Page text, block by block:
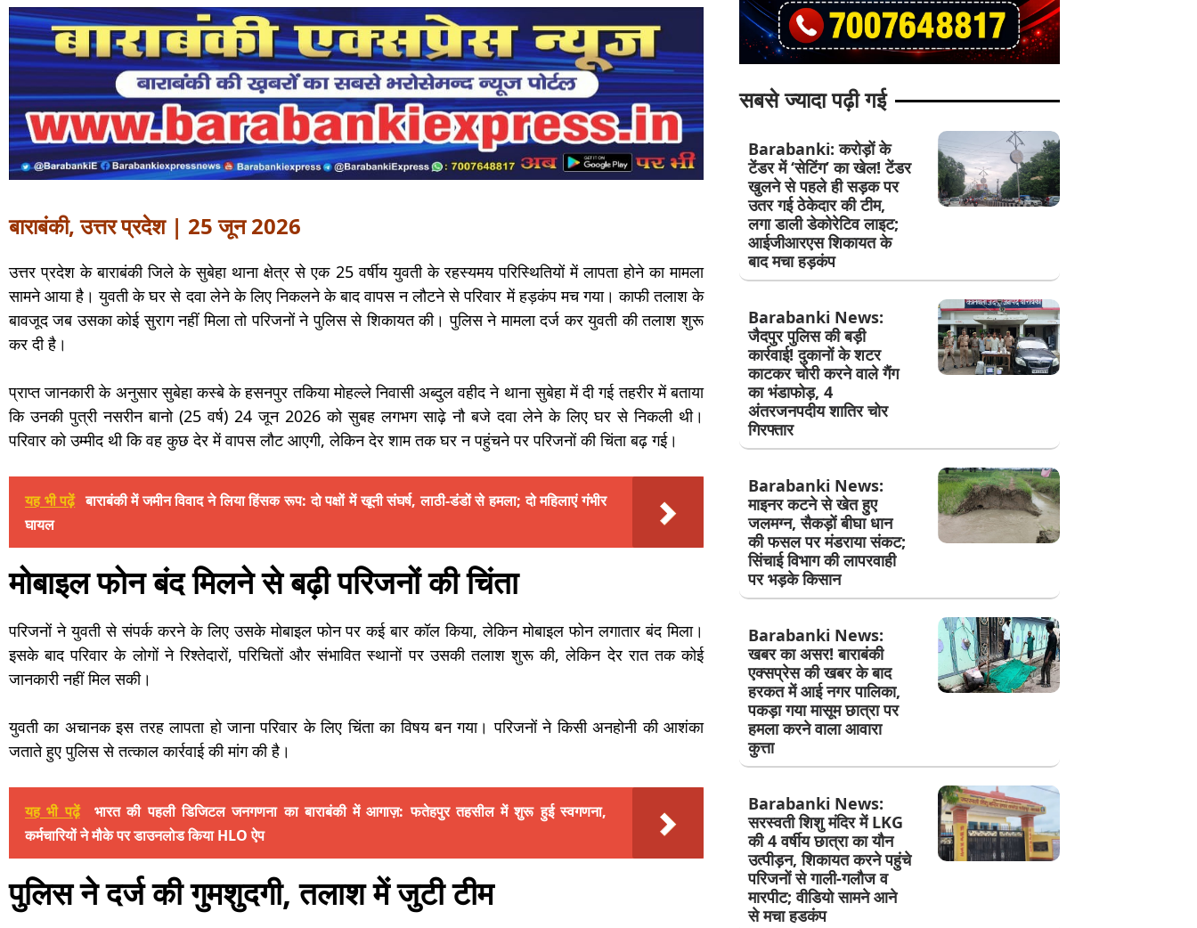
बाराबंकी, उत्तर प्रदेश | 25 जून 2026
उत्तर प्रदेश के बाराबंकी जिले के सुबेहा थाना क्षेत्र से एक 25 वर्षीय युवती के रहस्यमय परिस्थितियों में लापता होने का मामला
सामने आया है। युवती के घर से दवा लेने के लिए निकलने के बाद वापस न लौटने से परिवार में हड़कंप मच गया। काफी तलाश के
बावजूद जब उसका कोई सुराग नहीं मिला तो परिजनों ने पुलिस से शिकायत की। पुलिस ने मामला दर्ज कर युवती की तलाश शुरू
कर दी है।
प्राप्त जानकारी के अनुसार सुबेहा कस्बे के हसनपुर तकिया मोहल्ले निवासी अब्दुल वहीद ने थाना सुबेहा में दी गई तहरीर में बताया
कि उनकी पुत्री नसरीन बानो (25 वर्ष) 24 जून 2026 को सुबह लगभग साढ़े नौ बजे दवा लेने के लिए घर से निकली थी।
परिवार को उम्मीद थी कि वह कुछ देर में वापस लौट आएगी, लेकिन देर शाम तक घर न पहुंचने पर परिजनों की चिंता बढ़ गई।
यह भी पढ़ें बाराबंकी में जमीन विवाद ने लिया हिंसक रूप: दो पक्षों में खूनी संघर्ष, लाठी-डंडों से हमला; दो महिलाएं गंभीर
घायल
मोबाइल फोन बंद मिलने से बढ़ी परिजनों की चिंता
परिजनों ने युवती से संपर्क करने के लिए उसके मोबाइल फोन पर कई बार कॉल किया, लेकिन मोबाइल फोन लगातार बंद मिला।
इसके बाद परिवार के लोगों ने रिश्तेदारों, परिचितों और संभावित स्थानों पर उसकी तलाश शुरू की, लेकिन देर रात तक कोई
जानकारी नहीं मिल सकी।
युवती का अचानक इस तरह लापता हो जाना परिवार के लिए चिंता का विषय बन गया। परिजनों ने किसी अनहोनी की आशंका
जताते हुए पुलिस से तत्काल कार्रवाई की मांग की है।
यह भी पढ़ें
भारत की पहली डिजिटल जनगणना का बाराबंकी में आगाज़: फतेहपुर तहसील में शुरू हुई स्वगणना,
कर्मचारियों ने मौके पर डाउनलोड किया HLO ऐप
पुलिस ने दर्ज की गुमशुदगी, तलाश में जुटी टीम
सबसे ज्यादा पढ़ी गई
Barabanki: करोड़ों के
टेंडर में ‘सेटिंग’ का खेल! टेंडर
खुलने से पहले ही सड़क पर
उतर गई ठेकेदार की टीम,
लगा डाली डेकोरेटिव लाइट;
आईजीआरएस शिकायत के
बाद मचा हड़कंप
Barabanki News:
जैदपुर पुलिस की बड़ी
कार्रवाई! दुकानों के शटर
काटकर चोरी करने वाले गैंग
का भंडाफोड़, 4
अंतरजनपदीय शातिर चोर
गिरफ्तार
Barabanki News:
माइनर कटने से खेत हुए
जलमग्न, सैकड़ों बीघा धान
की फसल पर मंडराया संकट;
सिंचाई विभाग की लापरवाही
पर भड़के किसान
Barabanki News:
खबर का असर! बाराबंकी
एक्सप्रेस की खबर के बाद
हरकत में आई नगर पालिका,
पकड़ा गया मासूम छात्रा पर
हमला करने वाला आवारा
कुत्ता
Barabanki News:
सरस्वती शिशु मंदिर में LKG
की 4 वर्षीय छात्रा का यौन
उत्पीड़न, शिकायत करने पहुंचे
परिजनों से गाली-गलौज व
मारपीट; वीडियो सामने आने
से मचा हडकंप